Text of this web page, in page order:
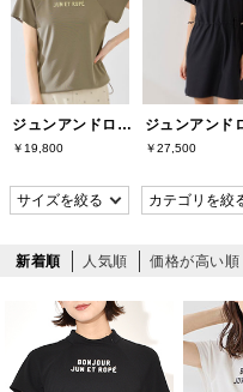
ジュンアンドロペ(JUN&ROPE)
￥19,800 ￥27,500
新着順 人気順 価格が高い順